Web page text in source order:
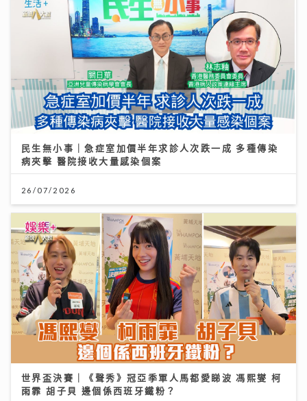
民生無小事｜急症室加價半年求診人次跌一成 多種傳染
病夾擊 醫院接收大量感染個案
26/07/2026
世界盃決賽｜《聲秀》冠亞季軍人馬都愛睇波 馮熙燮 柯
雨霏 胡子貝 邊個係西班牙鐵粉？